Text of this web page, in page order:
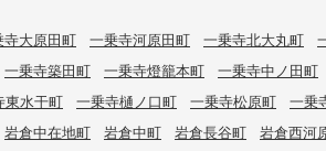
寺大原田町 一乗寺河原田町 一乗寺北大丸町
一乗寺築田町 一乗寺燈籠本町 一乗寺中ノ田町
東水干町 一乗寺樋ノ口町 一乗寺松原町 一乗
岩倉中在地町 岩倉中町 岩倉長谷町 岩倉西河